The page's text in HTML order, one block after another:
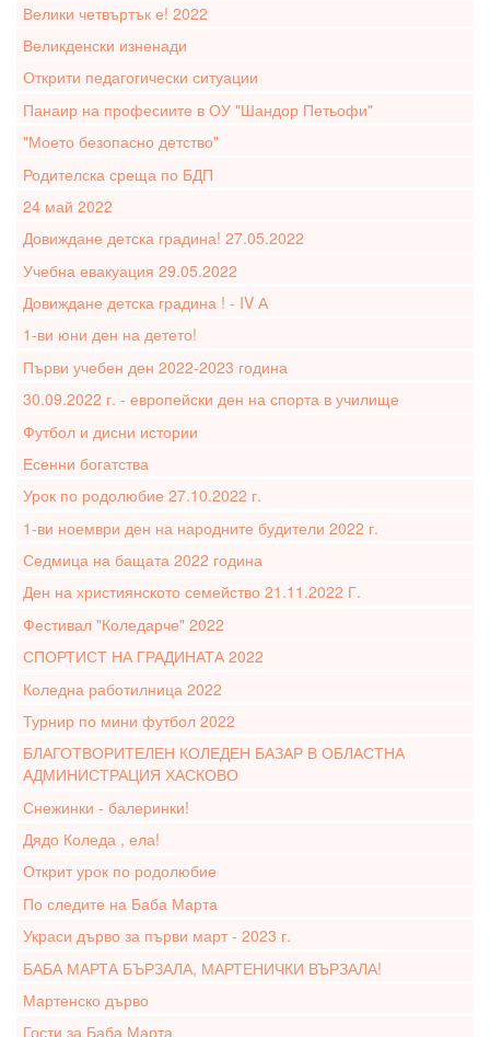
Велики четвъртък е! 2022
Великденски изненади
Открити педагогически ситуации
Панаир на професиите в ОУ "Шандор Петьофи"
"Моето безопасно детство"
Родителска среща по БДП
24 май 2022
Довиждане детска градина! 27.05.2022
Учебна евакуация 29.05.2022
Довиждане детска градина ! - IV А
1-ви юни ден на детето!
Първи учебен ден 2022-2023 година
30.09.2022 г. - европейски ден на спорта в училище
Футбол и дисни истории
Есенни богатства
Урок по родолюбие 27.10.2022 г.
1-ви ноември ден на народните будители 2022 г.
Седмица на бащата 2022 година
Ден на християнското семейство 21.11.2022 Г.
Фестивал "Коледарче" 2022
СПОРТИСТ НА ГРАДИНАТА 2022
Коледна работилница 2022
Турнир по мини футбол 2022
БЛАГОТВОРИТЕЛЕН КОЛЕДЕН БАЗАР В ОБЛАСТНА
АДМИНИСТРАЦИЯ ХАСКОВО
Снежинки - балеринки!
Дядо Коледа , ела!
Открит урок по родолюбие
По следите на Баба Марта
Украси дърво за първи март - 2023 г.
БАБА МАРТА БЪРЗАЛА, МАРТЕНИЧКИ ВЪРЗАЛА!
Мартенско дърво
Гости за Баба Марта